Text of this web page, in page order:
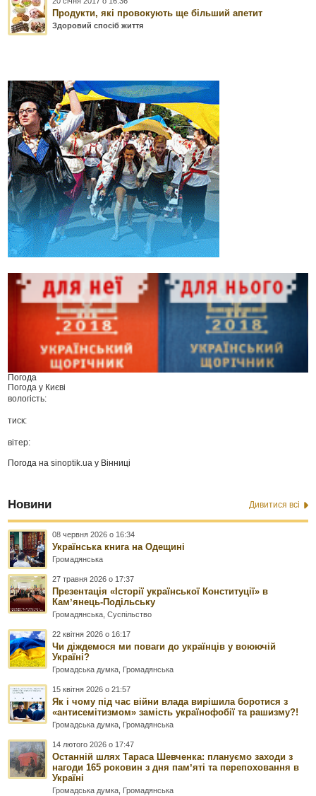
Продукти, які провокують ще більший апетит
Здоровий спосіб життя
Погода
Погода у Києві
вологість:
тиск:
вітер:
Погода наsinoptik.ua у Вінниці
Новини Дивитися всі
08 червня 2026 о 16:34
Українська книга на Одещині
Громадянська
27 травня 2026 о 17:37
Презентація «Історії української Конституції» в
Камʼянець-Подільську
Громадянська ,Суспільство
22 квітня 2026 о 16:17
Чи діждемося ми поваги до українців у воюючій
Україні?
Громадська думка Громадянська
15 квітня 2026 о 21:57
Як і чому під час війни влада вирішила боротися з
«антисемітизмом» замість українофобії та рашизму?!
Громадська думка Громадянська
14 лютого 2026 о 17:47
Останній шлях Тараса Шевченка: плануємо заходи з
нагоди 165 роковин з дня памʼяті та перепоховання в
Україні
Громадська думка Громадянська